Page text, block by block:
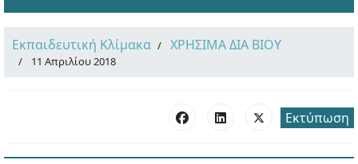
Εκπαιδευτική Κλίμακα ΧΡΗΣΙΜΑ ΔΙΑ ΒΙΟΥ
11 Απριλίου 2018
Εκτύπωση